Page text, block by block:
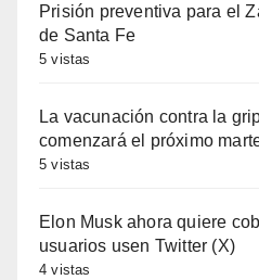
Prisión preventiva para el
de Santa Fe
5 vistas
La vacunación contra la
comenzará el próximo
5 vistas
Elon Musk ahora quiere
usuarios usen Twitter (X)
4 vistas